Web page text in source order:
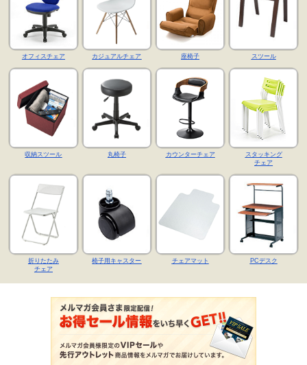
オフィスチェア カジュアルチェア 座椅子 スツール
収納スツール 丸椅子 カウンターチェア
スタッキング
チェア
折りたたみ
チェア
椅子用キャスター チェアマット PCデスク